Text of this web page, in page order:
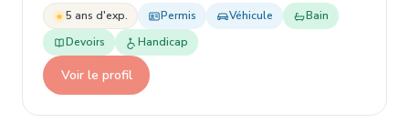
5 ans d'exp. Permis Véhicule
Bain
Devoirs
Handicap
Voir le profil